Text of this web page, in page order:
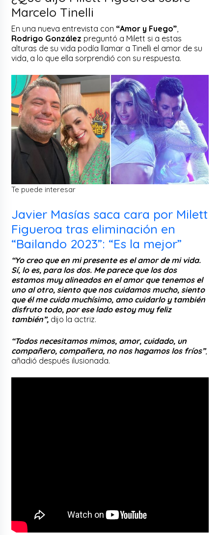
Marcelo Tinelli
En una nueva entrevista con “Amor y Fuego”
Rodrigo González preguntó a Milett si a estas
alturas de su vida podía llamar a Tinelli el amor de su
vida, a lo que ella sorprendió con su respuesta.
Te puede interesar
Javier Masías saca cara por Milett
Figueroa tras eliminación en
“Bailando 2023”: “Es la mejor”
“Yo creo que en mi presente es el amor de mi vida.
Sí, lo es, para los dos. Me parece que los dos
estamos muy alineados en el amor que tenemos el
uno al otro, siento que nos cuidamos mucho, siento
que él me cuida muchísimo, amo cuidarlo y también
disfruto todo, por ese lado estoy muy feliz
también”, dijo la actriz.
“Todos necesitamos mimos, amor, cuidado, un
compañero, compañera, no nos hagamos los fríos”,
añadió después ilusionada.